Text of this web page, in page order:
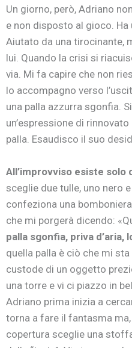
Un giorno, però, Adriano
e non disposto al gioco.
Aiutato da una tirocinante,
lui. Quando la crisi si
via. Mi fa capire che non
lo accompagno verso
una palla azzurra sgonfia.
un’espressione di
palla. Esaudisco il suo
All’improvviso esiste solo
sceglie due tulle, uno nero
confeziona una
che mi porgerà dicendo:
palla sgonfia, priva d’aria,
quella palla è ciò che mi
custode di un oggetto
una torre e vi ci piazzo in
Adriano prima inizia a
torna a fare il fantasma
copertura sceglie una